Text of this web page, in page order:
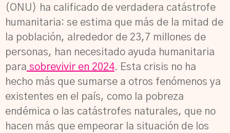
(ONU) ha calificado de verdadera catástrofe
humanitaria: se estima que más de la mitad de
la población, alrededor de 23,7 millones de
personas, han necesitado ayuda humanitaria
para sobrevivir en 2024. Esta crisis no ha
hecho más que sumarse a otros fenómenos ya
existentes en el país, como la pobreza
endémica o las catástrofes naturales, que no
hacen más que empeorar la situación de los